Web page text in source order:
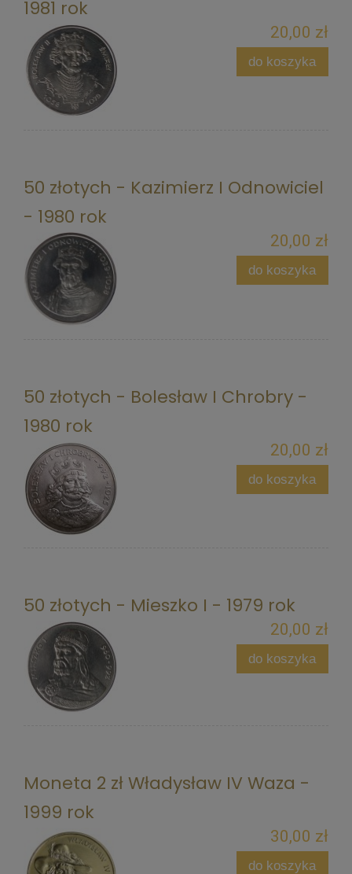
1981 rok
20,00 zł
do koszyka
50 złotych - Kazimierz I Odnowiciel
- 1980 rok
20,00 zł
do koszyka
50 złotych - Bolesław I Chrobry -
1980 rok
20,00 zł
do koszyka
50 złotych - Mieszko I - 1979 rok
20,00 zł
do koszyka
Moneta 2 zł Władysław IV Waza -
1999 rok
30,00 zł
do koszyka